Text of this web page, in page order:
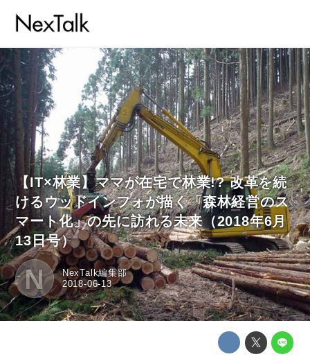
【IT×林業】ママが在宅で林業!? 改革を続
けるウッドインフォが描く「森林経営のス
マート化」の先に訪れる未来（2018年6月
13日号）
N 2018-06-13
NexTalk編集部